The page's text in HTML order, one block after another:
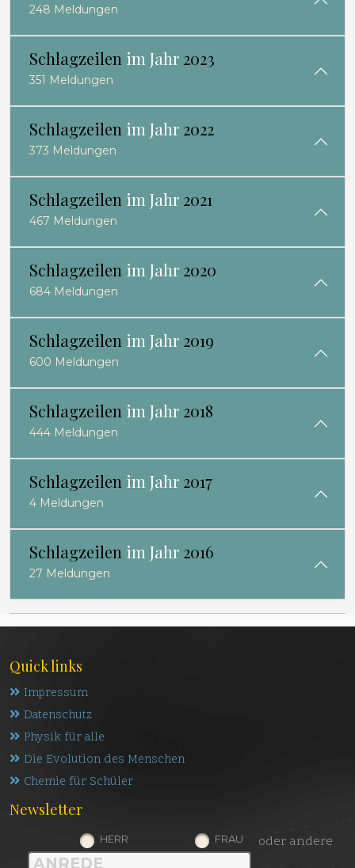
248 Meldungen
Schlagzeilen im Jahr 2023
351 Meldungen
Schlagzeilen im Jahr 2022
373 Meldungen
Schlagzeilen im Jahr 2021
467 Meldungen
Schlagzeilen im Jahr 2020
684 Meldungen
Schlagzeilen im Jahr 2019
600 Meldungen
Schlagzeilen im Jahr 2018
444 Meldungen
Schlagzeilen im Jahr 2017
4 Meldungen
Schlagzeilen im Jahr 2016
27 Meldungen
Quick links
Impressum
Datenschutz
Physik für alle
Die Evolution des Menschen
Chemie für Schüler
Newsletter
HERR FRAU oder andere